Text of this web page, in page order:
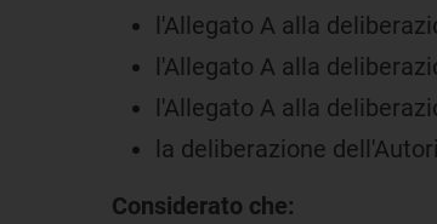
l'Allegato A alla
l'Allegato A alla
l'Allegato A alla
la deliberazione
Considerato che: